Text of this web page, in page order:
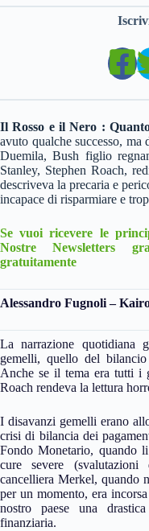
Il Rosso e il Nero :
avuto qualche successo,
Duemila, Bush figlio
Stanley, Stephen Roach,
descriveva la precaria e
incapace di risparmiare e
Se vuoi ricevere le
Nostre Newsletters
gratuitamente
Alessandro Fugnoli –
La narrazione quotidiana
gemelli, quello del
Anche se il tema era tutti i
Roach rendeva la lettura
I disavanzi gemelli erano
crisi di bilancia dei
Fondo Monetario, quando
cure severe
cancelliera Merkel, quando
per un momento, era
nostro paese una
finanziaria.